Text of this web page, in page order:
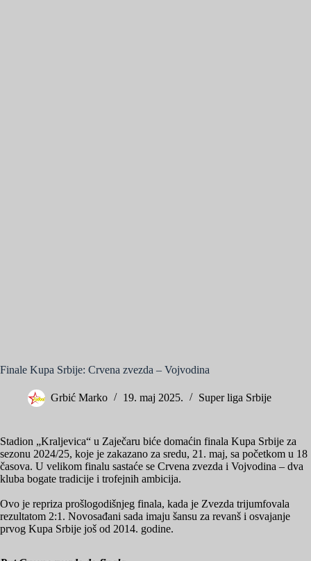
Finale Kupa Srbije: Crvena zvezda – Vojvodina
Grbić Marko 19. maj 2025. Super liga Srbije
Stadion „Kraljevica“ u Zaječaru biće domaćin finala Kupa Srbije za
sezonu 2024/25, koje je zakazano za sredu, 21. maj, sa početkom u 18
časova. U velikom finalu sastaće se Crvena zvezda i Vojvodina – dva
kluba bogate tradicije i trofejnih ambicija.
Ovo je repriza prošlogodišnjeg finala, kada je Zvezda trijumfovala
rezultatom 2:1. Novosađani sada imaju šansu za revanš i osvajanje
prvog Kupa Srbije još od 2014. godine.